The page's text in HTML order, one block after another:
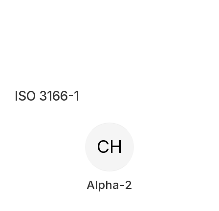
ISO 3166-1
CH
Alpha-2